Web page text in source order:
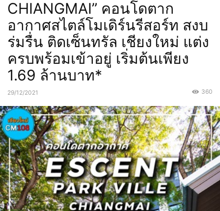
CHIANGMAI” คอนโดตาก
อากาศสไตล์โมเดิร์นรีสอร์ท สงบ
ร่มรื่น ติดเซ็นทรัล เชียงใหม่ แต่ง
ครบพร้อมเข้าอยู่ เริ่มต้นเพียง
1.69 ล้านบาท*
29/12/2021 360